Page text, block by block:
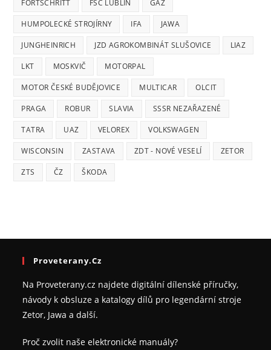
FORTSCHRITT FSC LUBLIN GAZ
HUMPOLECKÉ STROJÍRNY IFA JAWA
JUNGHEINRICH JZD AGROKOMBINÁT SLUŠOVICE LIAZ
LKT MOSKVIČ MOTORPAL
MOTOR ČESKÉ BUDĚJOVICE MULTICAR OLCIT
PRAGA ROBUR SLAVIA SSSR NEZAŘAZENÉ
TATRA UAZ VELOREX VOLKSWAGEN
WISCONSIN ZASTAVA ZDT - NOVÉ VESELÍ ZETOR
ZTS ČZ ŠKODA
Proveterany.cz
Na Proveterany.cz najdete digitální dílenské příručky,
návody k obsluze a katalogy dílů pro legendární stroje
Zetor, Jawa a další.
Proč zvolit naše elektronické manuály?